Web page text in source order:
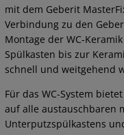
mit dem Geberit
Verbindung zu den
Montage der WC-
Spülkasten bis zur
schnell und weitgehend
Für das WC-System
auf alle austauschbaren
Unterputzspülkastens